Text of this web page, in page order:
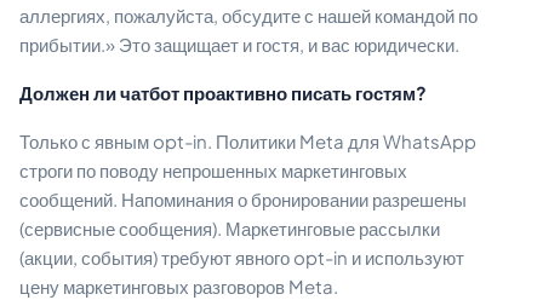
аллергиях, пожалуйста, обсудите с нашей командой по
прибытии.» Это защищает и гостя, и вас юридически.
Должен ли чатбот проактивно писать гостям?
Только с явным opt-in. Политики Meta для WhatsApp
строги по поводу непрошенных маркетинговых
сообщений. Напоминания о бронировании разрешены
(сервисные сообщения). Маркетинговые рассылки
(акции, события) требуют явного opt-in и используют
цену маркетинговых разговоров Meta.